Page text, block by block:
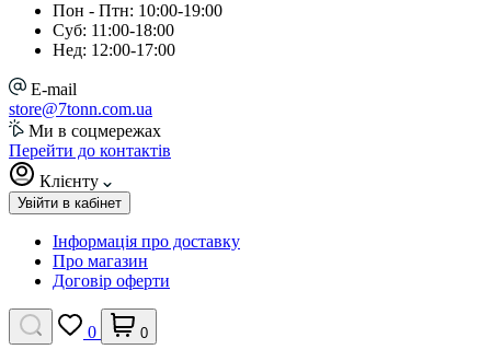
Пон - Птн: 10:00-19:00
Суб: 11:00-18:00
Нед: 12:00-17:00
E-mail
store@7tonn.com.ua
Ми в соцмережах
Перейти до контактів
Клієнту
Увійти в кабінет
Інформація про доставку
Про магазин
Договір оферти
0 0